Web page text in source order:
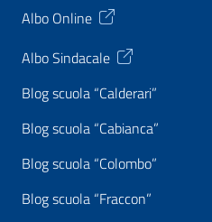
Albo Online
Albo Sindacale
Blog scuola “Calderari”
Blog scuola “Cabianca”
Blog scuola “Colombo”
Blog scuola “Fraccon”